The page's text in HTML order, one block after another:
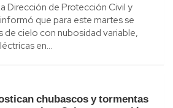
Dirección de Protección Civil y
que para este martes se
de cielo con nubosidad variable,
en…
chubascos y tormentas